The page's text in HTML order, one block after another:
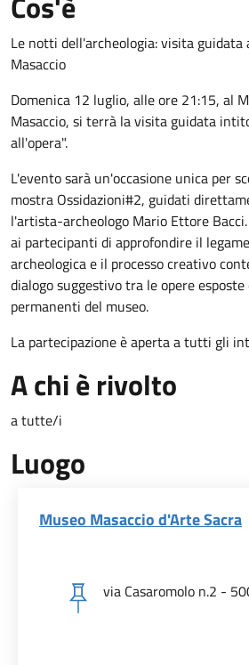
Le notti dell'archeologia: visita guidata
Masaccio
Domenica 12 luglio, alle ore 21:15, al
Masaccio, si terrà la visita guidata
all'opera".
L'evento sarà un'occasione unica per
mostra Ossidazioni#2, guidati
l'artista-archeologo Mario Ettore
ai partecipanti di approfondire il
archeologica e il processo creativo
dialogo suggestivo tra le opere
permanenti del museo.
La partecipazione è aperta a tutti gli
A chi è rivolto
a tutte/i
Luogo
Museo Masaccio d'Arte Sacra
via Casaromolo n.2 -